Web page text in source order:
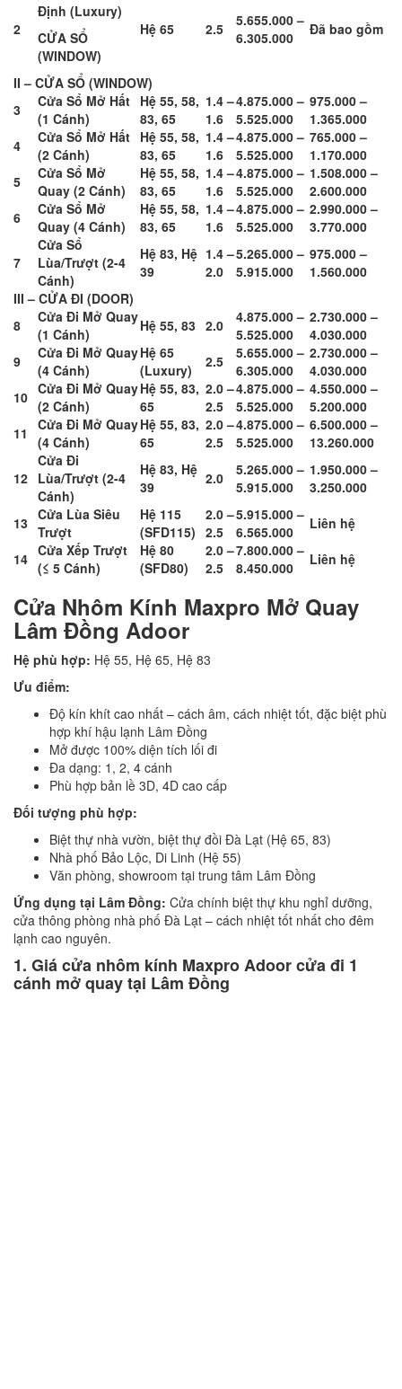
2
Định (Luxury)
CỬA SỔ
(WINDOW)
Hệ 65 2.5
5.655.000 –
6.305.000
Đã bao gồm
II – CỬA SỔ (WINDOW)
3
Cửa Sổ Mở Hất
(1 Cánh)
Hệ 55, 58,
83, 65
1.4 –
1.6
4.875.000 –
5.525.000
975.000 –
1.365.000
4
Cửa Sổ Mở Hất
(2 Cánh)
Hệ 55, 58,
83, 65
1.4 –
1.6
4.875.000 –
5.525.000
765.000 –
1.170.000
5
Cửa Sổ Mở
Quay (2 Cánh)
Hệ 55, 58,
83, 65
1.4 –
1.6
4.875.000 –
5.525.000
1.508.000 –
2.600.000
6
Cửa Sổ Mở
Quay (4 Cánh)
Hệ 55, 58,
83, 65
1.4 –
1.6
4.875.000 –
5.525.000
2.990.000 –
3.770.000
7
Cửa Sổ
Lùa/Trượt (2-4
Cánh)
Hệ 83, Hệ
39
1.4 –
2.0
5.265.000 –
5.915.000
975.000 –
1.560.000
III – CỬA ĐI (DOOR)
8
Cửa Đi Mở Quay
(1 Cánh)
Hệ 55, 83 2.0
4.875.000 –
5.525.000
2.730.000 –
4.030.000
9
Cửa Đi Mở Quay
(4 Cánh)
Hệ 65
(Luxury)
2.5
5.655.000 –
6.305.000
2.730.000 –
4.030.000
10 Cửa Đi Mở Quay
(2 Cánh)
Hệ 55, 83,
65
2.0 –
2.5
4.875.000 –
5.525.000
4.550.000 –
5.200.000
11
Cửa Đi Mở Quay
(4 Cánh)
Hệ 55, 83,
65
2.0 –
2.5
4.875.000 –
5.525.000
6.500.000 –
13.260.000
12
Cửa Đi
Lùa/Trượt (2-4
Cánh)
Hệ 83, Hệ
39
2.0
5.265.000 –
5.915.000
1.950.000 –
3.250.000
13 Cửa Lùa Siêu
Trượt
Hệ 115
(SFD115)
2.0 –
2.5
5.915.000 –
6.565.000
Liên hệ
14 Cửa Xếp Trượt
(≤ 5 Cánh)
Hệ 80
(SFD80)
2.0 –
2.5
7.800.000 –
8.450.000
Liên hệ
Cửa Nhôm Kính Maxpro Mở Quay
Lâm Đồng Adoor
Hệ phù hợp: Hệ 55, Hệ 65, Hệ 83
Ưu điểm:
Độ kín khít cao nhất – cách âm, cách nhiệt tốt, đặc biệt phù
hợp khí hậu lạnh Lâm Đồng
Mở được 100% diện tích lối đi
Đa dạng: 1, 2, 4 cánh
Phù hợp bản lề 3D, 4D cao cấp
Đối tượng phù hợp:
Biệt thự nhà vườn, biệt thự đồi Đà Lạt (Hệ 65, 83)
Nhà phố Bảo Lộc, Di Linh (Hệ 55)
Văn phòng, showroom tại trung tâm Lâm Đồng
Ứng dụng tại Lâm Đồng: Cửa chính biệt thự khu nghỉ dưỡng,
cửa thông phòng nhà phố Đà Lạt – cách nhiệt tốt nhất cho đêm
lạnh cao nguyên.
1. Giá cửa nhôm kính Maxpro Adoor cửa đi 1
cánh mở quay tại Lâm Đồng